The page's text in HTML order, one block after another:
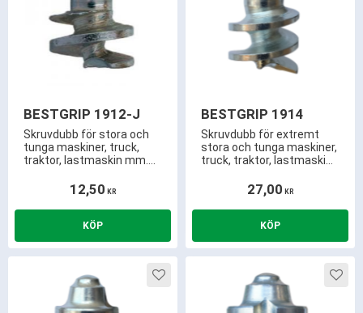
BESTGRIP 1912-J
Skruvdubb för stora och
tunga maskiner, truck,
traktor, lastmaskin mm.
för snökedjor. 4,5mm
12,50 KR
BESTGRIP 1914
Skruvdubb för extremt
stora och tunga maskiner,
truck, traktor, lastmaskin
istället för snökedjor.
6,0mm utstick och kräver
endast ca 15,5mm
mönsterdjup! 3,5mm
härdad gänga.
27,00 KR
Lägg till i favoriter